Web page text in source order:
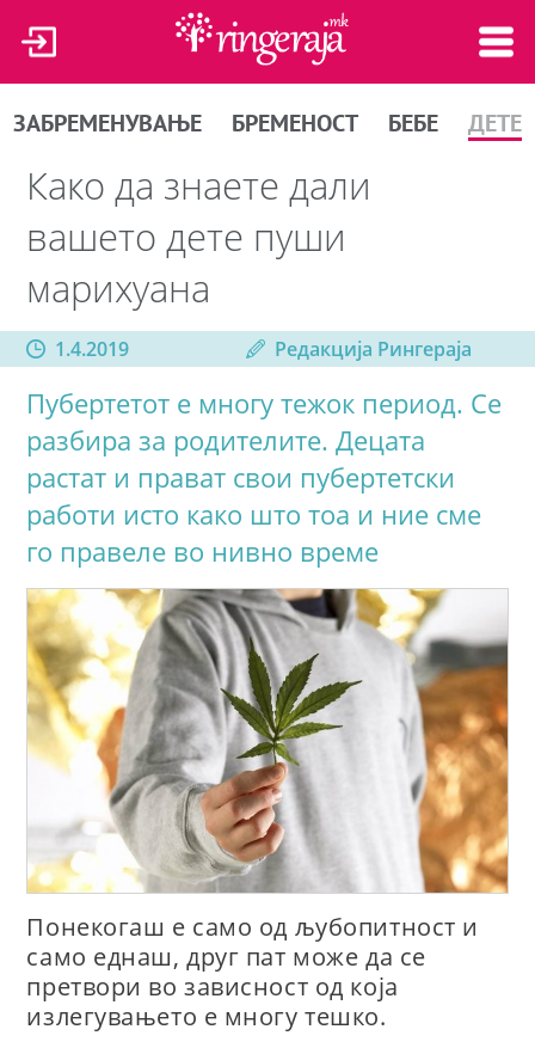
ЗАБРЕМЕНУВАЊЕ БРЕМЕНОСТ БЕБЕ ДЕТЕ
Како да знаете дали
вашето дете пуши
марихуана
1.4.2019 Редакција Рингераја
Пубертетот е многу тежок период. Се
разбира за родителите. Децата
растат и прават свои пубертетски
работи исто како што тоа и ние сме
го правеле во нивно време
Понекогаш е само од љубопитност и
само еднаш, друг пат може да се
претвори во зависност од која
излегувањето е многу тешко.